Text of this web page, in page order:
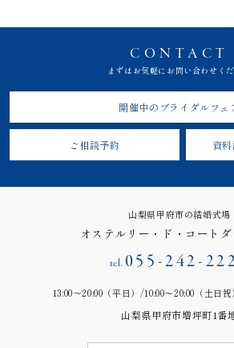
CONTACT
まずはお気軽にお問い合わせく
開催中のブライダルフェ
ご相談予約 資
山梨県甲府市の結婚式場
オステルリー・ド・コート
tel.055-242-
13:00～20:00（平日）/10:00～20:00（土日
山梨県甲府市増坪町1番